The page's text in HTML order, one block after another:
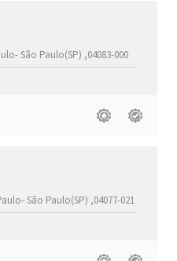
São Paulo(SP) ,04083-000
São Paulo(SP) ,04077-021